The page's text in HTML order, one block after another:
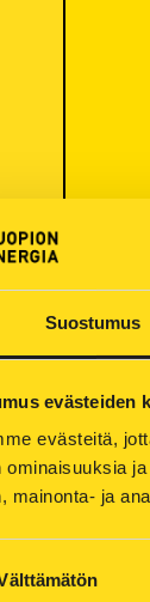
Suostumus
evästeiden
evästeitä,
ominaisuuksia
mainonta- ja